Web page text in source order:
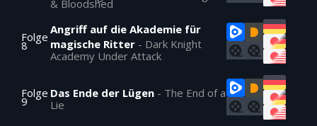
& Bloodshed
Folge
8
Angriff auf die Akademie für
magische Ritter - Dark Knight
Academy Under Attack
Folge
9
Das Ende der Lügen - The End of a
Lie